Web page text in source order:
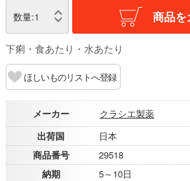
数量:1 商品を
下痢・食あたり・水あたり
ほしいものリストへ登録
メーカー
クラシエ製薬
出荷国
日本
商品番号
29518
納期
5～10日